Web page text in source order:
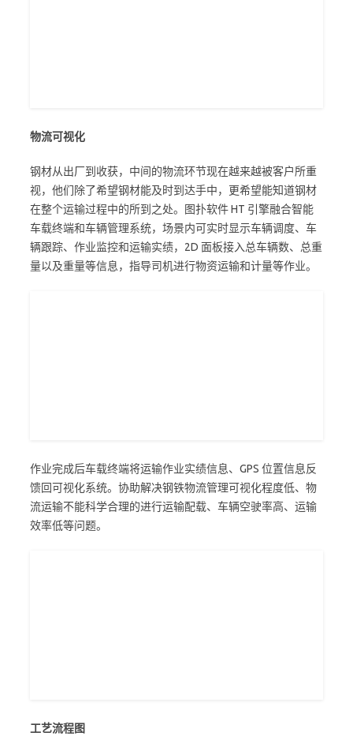
物流可视化
钢材从出厂到收获，中间的物流环节现在越来越被客户所重
视，他们除了希望钢材能及时到达手中，更希望能知道钢材
在整个运输过程中的所到之处。图扑软件 HT 引擎融合智能
车载终端和车辆管理系统，场景内可实时显示车辆调度、车
辆跟踪、作业监控和运输实绩，2D 面板接入总车辆数、总重
量以及重量等信息，指导司机进行物资运输和计量等作业。
作业完成后车载终端将运输作业实绩信息、GPS 位置信息反
馈回可视化系统。协助解决钢铁物流管理可视化程度低、物
流运输不能科学合理的进行运输配载、车辆空驶率高、运输
效率低等问题。
工艺流程图